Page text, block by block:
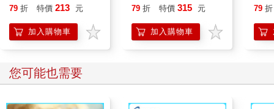
79 折 特價 213 元
加入購物車
79 折 特價 315 元
加入購物車
就
79 折
您可能也需要